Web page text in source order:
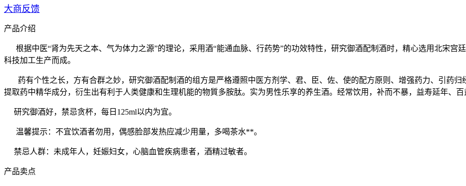
大商反馈
产品介绍
根据中医“肾为先天之本、气为体力之源”的理论，采用酒“能通血脉、行药势”的功效特性，研究御酒配制酒时，精心选用北宋宫
科技加工生产而成。
药有个性之长，方有合群之妙，研究御酒配制酒的组方是严格遵照中医方剂学、君、臣、佐、使的配方原则、增强药力、引药归
提取药中精华成分，衍生出有利于人类健康和生理机能的物質多胺肽。实为男性乐享的养生酒。经常饮用，补而不暴，益寿延年、百
研究御酒好，禁忌贪杯，每日125ml以内为宜。
温馨提示：不宜饮酒者勿用，偶感脸部发热应减少用量，多喝茶水**。
禁忌人群：未成年人，妊娠妇女，心脑血管疾病患者，酒精过敏者。
产品卖点